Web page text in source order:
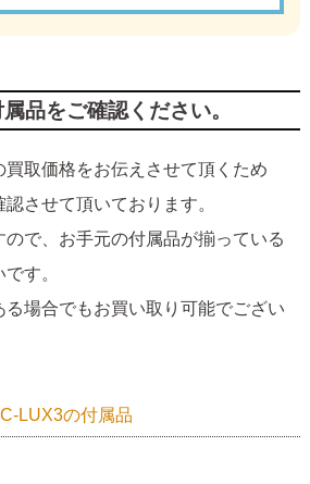
品をご確認ください。
取価格をお伝えさせて頂くため
させて頂いております。
で、お手元の付属品が揃っている
す。
場合でもお買い取り可能でござい
C-LUX3の付属品